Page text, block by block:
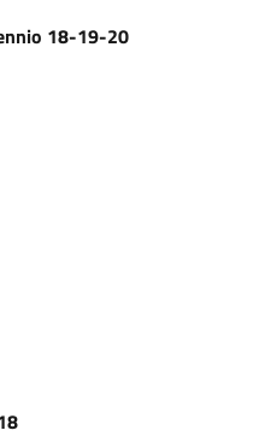
18-19-20